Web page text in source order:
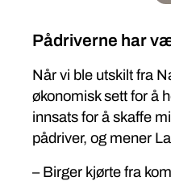
Pådriverne har
Når vi ble utskilt fra
økonomisk sett for å
innsats for å skaffe
pådriver, og mener
– Birger kjørte fra